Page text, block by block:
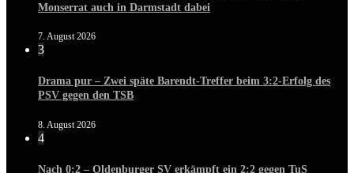
Monserrat auch in Darmstadt dabei
7. August 2026
3
Drama pur – Zwei späte Barendt-Treffer beim 3:2-Erfolg des
PSV gegen den TSB
8. August 2026
4
Nach 0:2 – Oldenburger SV erkämpft ein 2:2 gegen TuS